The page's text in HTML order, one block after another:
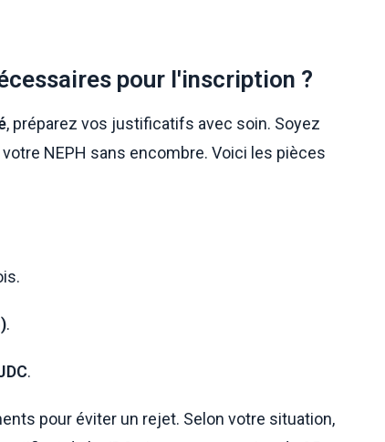
pour l'inscription ?
, préparez vos justificatifs avec soin. Soyez
NEPH sans encombre. Voici les pièces
.
.
pour éviter un rejet. Selon votre situation,